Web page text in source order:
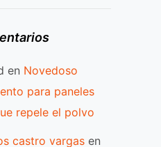
en Novedoso
para paneles
repele el polvo
castro vargas en